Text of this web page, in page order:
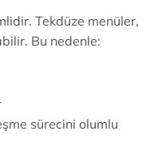
Tekdüze menüler,
Bu nedenle:
sürecini olumlu